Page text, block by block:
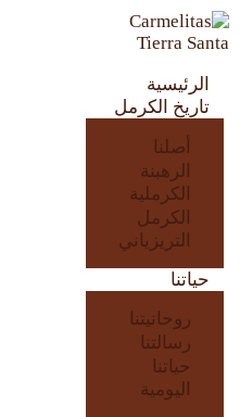
الرئيسية
تاريخ الكرمل
أصلنا
الرهبنة
الكرملية
الكرمل
التريزياني
حياتنا
روحانيتنا
رسالتنا
حياتنا
اليومية